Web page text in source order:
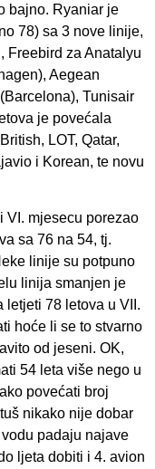
bajno. Ryaniar je
78) sa 3 nove linije,
Freebird za Anatalyu
Aegean
Tunisair
je povećala
LOT, Qatar,
i Korean, te novu
VI. mjesecu porezao
sa 76 na 54, tj.
linije su potpuno
linija smanjen je
letjeti 78 letova u VII.
hoće li se to stvarno
od jeseni. OK,
54 leta više nego u
povećati broj
nikako nije dobar
padaju najave
ljeta dobiti i 4. avion